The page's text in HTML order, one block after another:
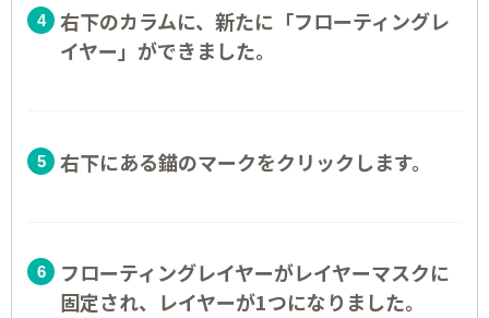
右下のカラムに、新たに「フローティングレ
イヤー」ができました。
右下にある錨のマークをクリックします。
フローティングレイヤーがレイヤーマスクに
固定され、レイヤーが1つになりました。